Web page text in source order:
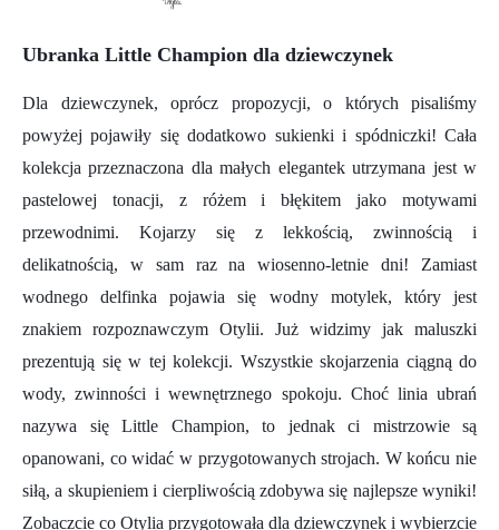
Ubranka Little Champion dla dziewczynek
Dla dziewczynek, oprócz propozycji, o których pisaliśmy
powyżej pojawiły się dodatkowo sukienki i spódniczki! Cała
kolekcja przeznaczona dla małych elegantek utrzymana jest w
pastelowej tonacji, z różem i błękitem jako motywami
przewodnimi. Kojarzy się z lekkością, zwinnością i
delikatnością, w sam raz na wiosenno-letnie dni! Zamiast
wodnego delfinka pojawia się wodny motylek, który jest
znakiem rozpoznawczym Otylii. Już widzimy jak maluszki
prezentują się w tej kolekcji. Wszystkie skojarzenia ciągną do
wody, zwinności i wewnętrznego spokoju. Choć linia ubrań
nazywa się Little Champion, to jednak ci mistrzowie są
opanowani, co widać w przygotowanych strojach. W końcu nie
siłą, a skupieniem i cierpliwością zdobywa się najlepsze wyniki!
Zobaczcie co Otylia przygotowała dla dziewczynek i wybierzcie